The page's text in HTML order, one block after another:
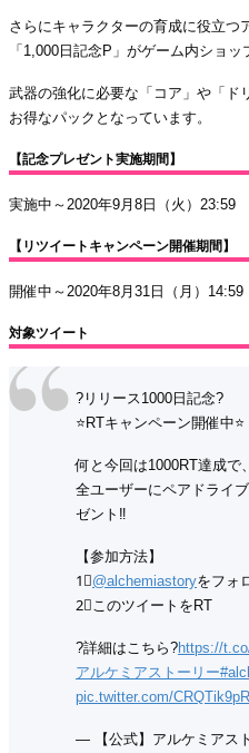
さらにキャラクターの育成に役立つ
「1,000日記念P」がゲーム内ショッ
武器の強化に必要な「コア」や「ド
お得なパックとなっています。
【記念プレゼント実施期間】
実施中～2020年9月8日（火）23:59
【リツイートキャンペーン開催期間】
開催中～2020年8月31日（月）14:59
対象ツイート
?リリース1000日記念?
⭐️RTキャンペーン開催中⭐️
何と今回は1000RT達成で、
全ユーザーにペアドライ
ゼント‼️
【参加方法】
1⃣@alchemiastoryをフォ
2⃣このツイートをRT
?詳細はこちら?https://
アルケミアストーリー
pic.twitter.com/
— 【公式】アルケミアス